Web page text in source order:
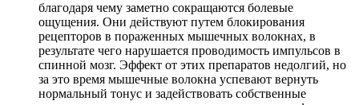
благодаря чему заметно сокращаются болевые
ощущения. Они действуют путем блокирования
рецепторов в пораженных мышечных волокнах, в
результате чего нарушается проводимость импульсов в
спинной мозг. Эффект от этих препаратов недолгий, но
за это время мышечные волокна успевают вернуть
нормальный тонус и задействовать собственные